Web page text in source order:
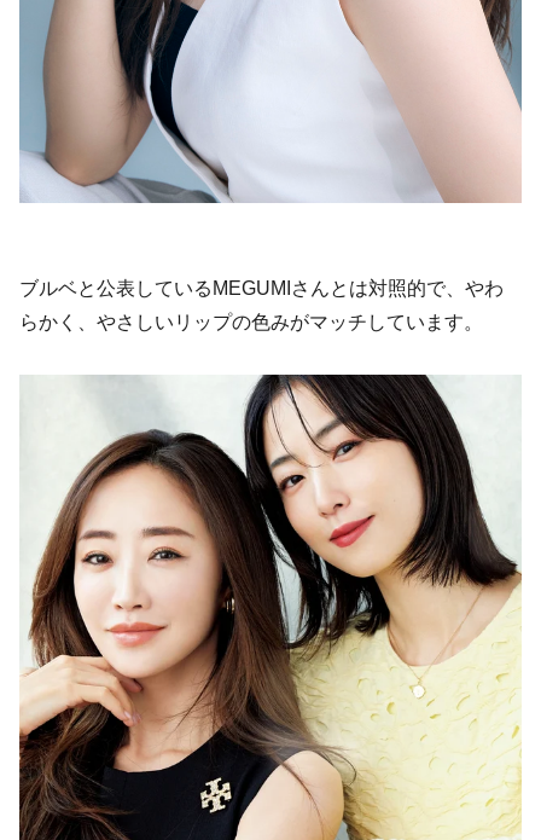
ブルベと公表しているMEGUMIさんとは対照的で、やわ
らかく、やさしいリップの色みがマッチしています。